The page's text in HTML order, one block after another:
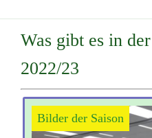
Was gibt es in
2022/23
Bilder der Saison